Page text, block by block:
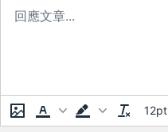
12pt